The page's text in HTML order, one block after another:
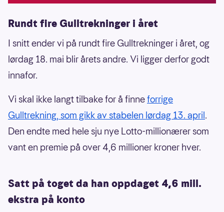
Rundt fire Gulltrekninger i året
I snitt ender vi på rundt fire Gulltrekninger i året, og
lørdag 18. mai blir årets andre. Vi ligger derfor godt
innafor.
Vi skal ikke langt tilbake for å finneforrige
Gulltrekning, som gikk av stabelen lørdag 13. april.
Den endte med hele sju nye Lotto-millionærer som
vant en premie på over 4,6 millioner kroner hver.
Satt på toget da han oppdaget 4,6 mill.
ekstra på konto